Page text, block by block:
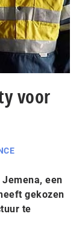
voor
een
gekozen
te